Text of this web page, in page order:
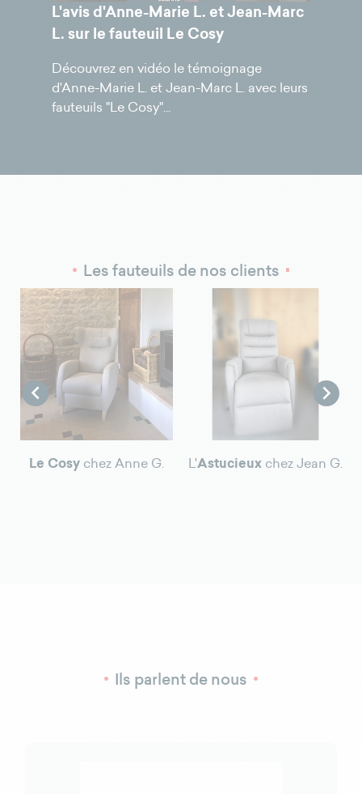
L'avis d'Anne-Marie L. et Jean-Marc
L. sur le fauteuil Le Cosy
Découvrez en vidéo le témoignage
d'Anne-Marie L. et Jean-Marc L. avec leurs
fauteuils "Le Cosy"...
Les fauteuils de nos clients

Le Cosy chez Anne G. L'Astucieux chez Jean G.

Ils parlent de nous